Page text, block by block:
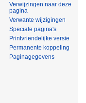
Verwijzingen naar deze
pagina
Verwante wijzigingen
Speciale pagina's
Printvriendelijke versie
Permanente koppeling
Paginagegevens